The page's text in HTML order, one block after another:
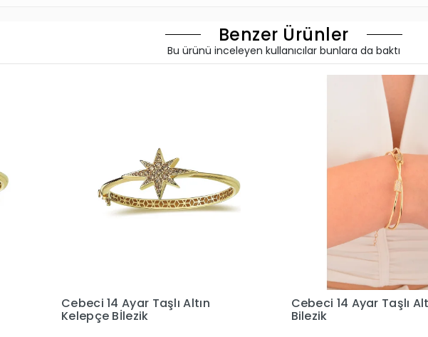
Benzer Ürünler
Bu ürünü inceleyen kullanıcılar bunlara da baktı
Cebeci 14 Ayar Taşlı Altın Çift
Bilezik
Cebeci 14 Ayar Göz
Dorikalı Bilezik